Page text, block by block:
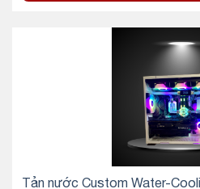
Tản nước Custom Water-